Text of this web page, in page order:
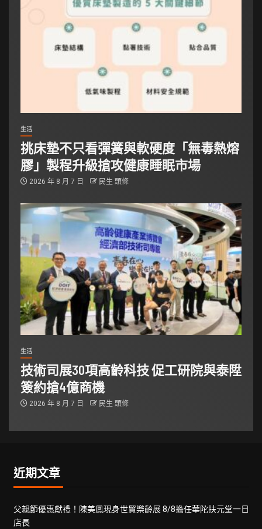
生活
挑床墊不只看彈簧與軟硬度「無毒熱熔
膠」製程升級搶攻健康睡眠市場
2026 年 8 月 7 日 民生 頭條
生活
技術司展30項高齡科技 促工研院與泰陞
簽約搶4億商機
2026 年 8 月 7 日 民生 頭條
近期文章
父親節優惠獻禮！陳美鳳現身世貿樂齡展 8/8擔任華陀扶元堂一日
店長